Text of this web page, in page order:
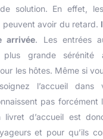
solution. En effet,
avoir du retard.
arrivée. Les entrées
plus grande
les hôtes. Même si
l’accueil dans
pas forcément
livret d’accueil est
et pour qu’ils